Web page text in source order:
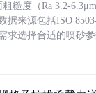
糙度（Ra 3.2-
据来源包括ISO
求选择合适的喷砂参